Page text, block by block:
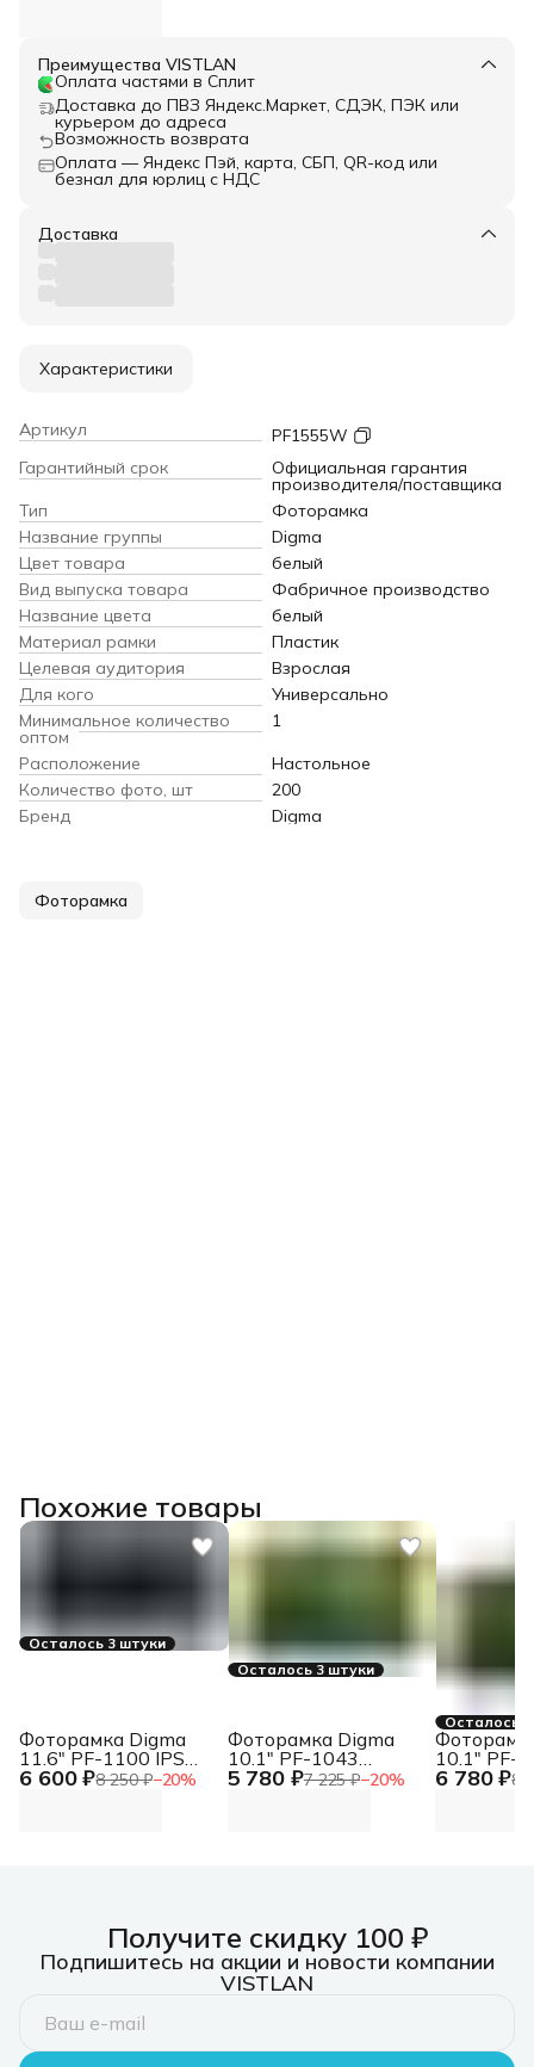
Преимущества VISTLAN
Оплата частями в Сплит
Доставка до ПВЗ Яндекс.Маркет, СДЭК, ПЭК или
курьером до адреса
Возможность возврата
Оплата — Яндекс Пэй, карта, СБП, QR-код или
безнал для юрлиц с НДС
Доставка
Характеристики
Артикул
PF1555W
Гарантийный срок
Официальная гарантия
производителя/поставщика
Тип
Фоторамка
Название группы
Digma
Цвет товара
белый
Вид выпуска товара
Фабричное производство
Название цвета
белый
Материал рамки
Пластик
Целевая аудитория
Взрослая
Для кого
Универсально
Минимальное количество
оптом
1
Расположение
Настольное
Количество фото, шт
200
Бренд
Digma
Фоторамка
Похожие товары
Осталось 3 штуки
6 600 ₽8 250 ₽−20%
Фоторамка Digma
11.6" PF-1100 IPS
1366x768 белый
Осталось 3 штуки
5 780 ₽7 225 ₽−20%
Фоторамка Digma
10.1" PF-1043
1280x800 белый
Осталось
6 780 ₽8
10.1" PF-
Получите скидку 100 ₽
Подпишитесь на акции и новости компании
VISTLAN